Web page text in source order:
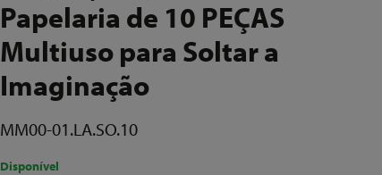
Papelaria de 10 PEÇAS
Multiuso para Soltar a
Imaginação
MM00-01.LA.SO.10
Disponível